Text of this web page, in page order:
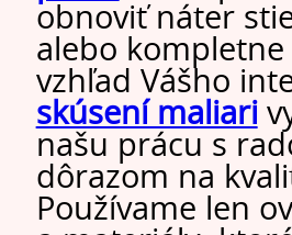
obnoviť náter
alebo
vzhľad Vášho
skúsení maliari
našu prácu s
dôrazom na
Používame len